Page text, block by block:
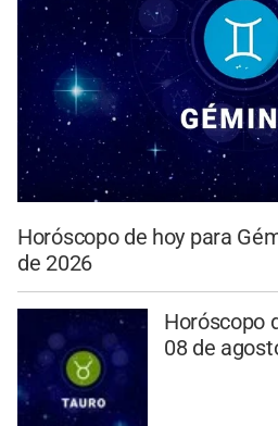
Horóscopo de hoy para
de 2026
Horóscopo
08 de